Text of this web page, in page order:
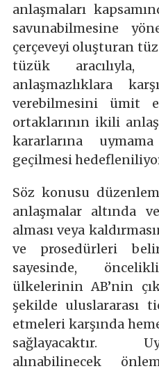
anlaşmaları
savunabilmesine
çerçeveyi oluşturan
tüzük aracılıyla,
anlaşmazlıklara
verebilmesini ümit
ortaklarının ikili
kararlarına
geçilmesi
Söz konusu
anlaşmalar altında
alması veya
ve prosedürleri
sayesinde,
ülkelerinin AB’nin
şekilde uluslararası
etmeleri karşında
sağlayacaktır.
alınabilinecek